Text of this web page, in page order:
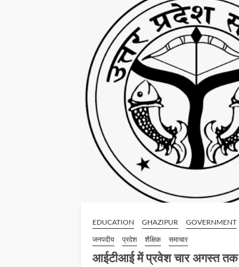
EDUCATION GHAZIPUR GOVERNMENT
जनपदीय
प्रदेश शैक्षिक समाचार
आईटीआई में प्रवेश चार अगस्त तक